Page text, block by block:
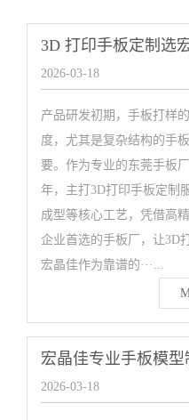
2026-03-18
产品研发初期，手板打样
度，尤其是复杂结构的手
要。作为专业的东莞手板
年，主打3D打印手板定制
成型等核心工艺，凭借高
企业首选的手板厂，让3D
宏晶佳作为靠谱的···...
2026-03-18